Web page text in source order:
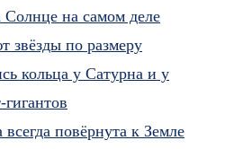
Солнце на самом деле
звёзды по размеру
кольца у Сатурна и у
повёрнута к Земле